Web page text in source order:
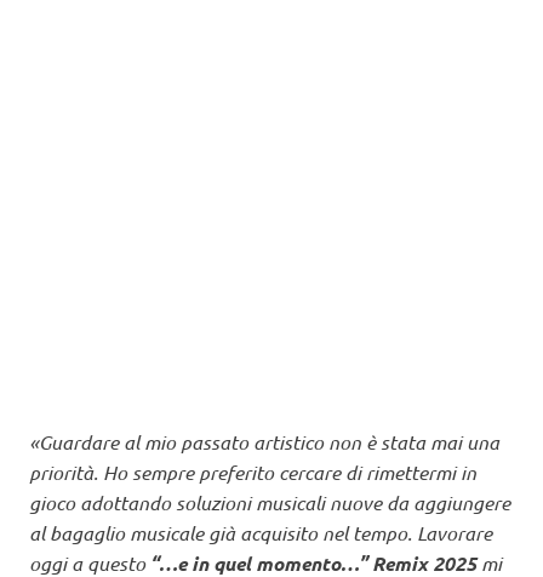
«Guardare al mio passato artistico non è stata mai una
priorità. Ho sempre preferito cercare di rimettermi in
gioco adottando soluzioni musicali nuove da aggiungere
al bagaglio musicale già acquisito nel tempo. Lavorare
oggi a questo “…e in quel momento…” Remix 2025mi